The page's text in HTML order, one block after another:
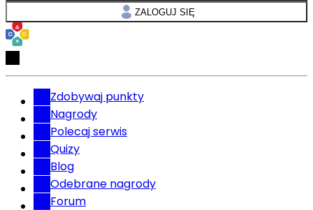
ZALOGUJ SIĘ
Zdobywaj punkty
Nagrody
Polecaj serwis
Quizy
Blog
Odebrane nagrody
Forum